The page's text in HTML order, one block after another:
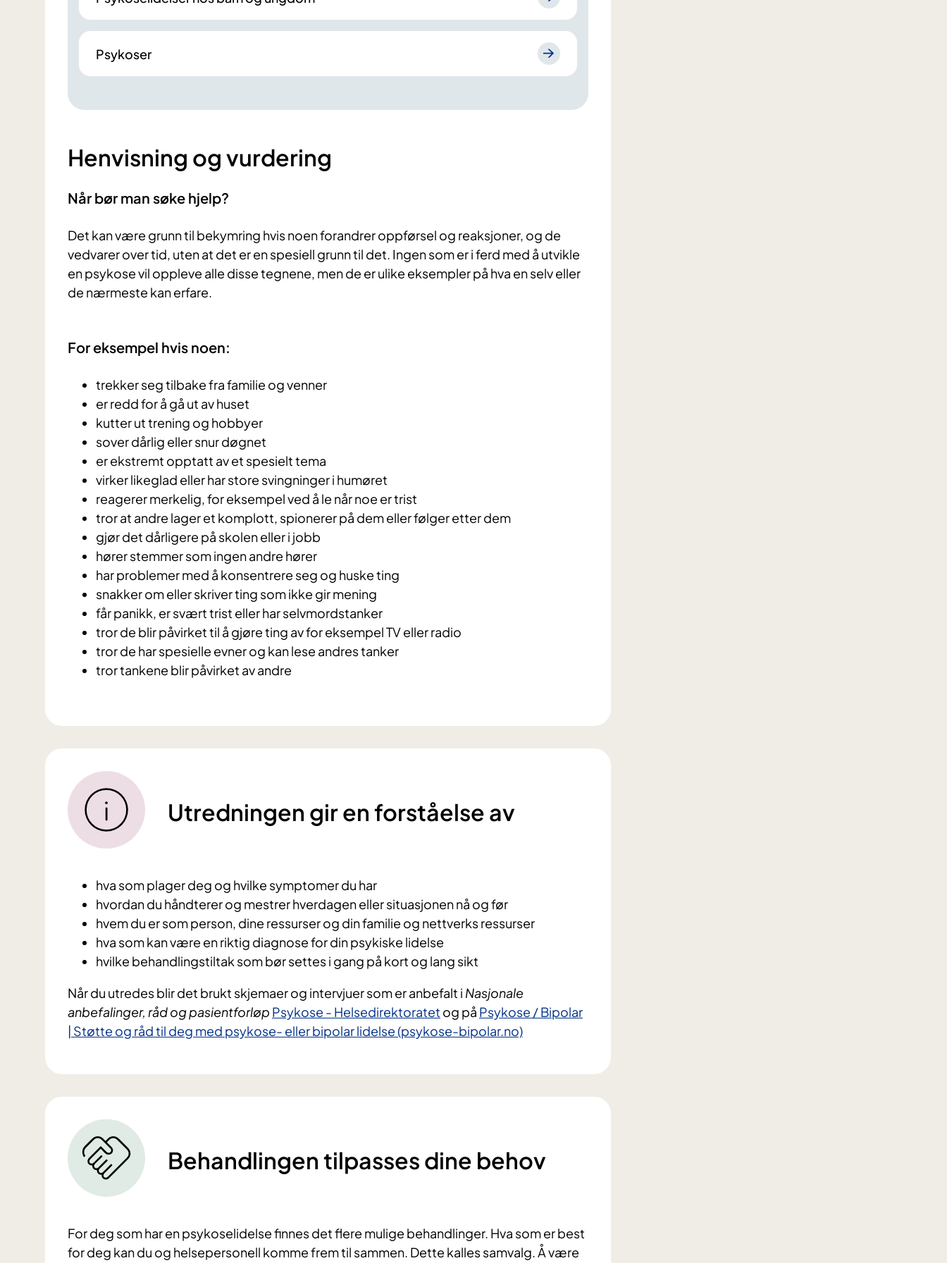
Psykoser
Henvisning og vurdering
Når bør man søke hjelp?
Det kan være grunn til bekymring hvis noen forandrer oppførsel og reaksjoner, og de
vedvarer over tid, uten at det er en spesiell grunn til det. Ingen som er i ferd med å utvikle
en psykose vil oppleve alle disse tegnene, men de er ulike eksempler på hva en selv eller
de nærmeste kan erfare.
For eksempel hvis noen:
trekker seg tilbake fra familie og venner
er redd for å gå ut av huset
kutter ut trening og hobbyer
sover dårlig eller snur døgnet
er ekstremt opptatt av et spesielt tema
virker likeglad eller har store svingninger i humøret
reagerer merkelig, for eksempel ved å le når noe er trist
tror at andre lager et komplott, spionerer på dem eller følger etter dem
gjør det dårligere på skolen eller i jobb
hører stemmer som ingen andre hører
har problemer med å konsentrere seg og huske ting
snakker om eller skriver ting som ikke gir mening
får panikk, er svært trist eller har selvmordstanker
tror de blir påvirket til å gjøre ting av for eksempel TV eller radio
tror de har spesielle evner og kan lese andres tanker
tror tankene blir påvirket av andre
Utredningen gir en forståelse av
hva som plager deg og hvilke symptomer du har
hvordan du håndterer og mestrer hverdagen eller situasjonen nå og før
hvem du er som person, dine ressurser og din familie og nettverks ressurser
hva som kan være en riktig diagnose for din psykiske lidelse
hvilke behandlingstiltak som bør settes i gang på kort og lang sikt
Når du utredes blir det brukt skjemaer og intervjuer som er anbefalt i Nasjonale
anbefalinger, råd og pasientforløp Psykose - Helsedirektoratet og på Psykose / Bipolar
| Støtte og råd til deg med psykose- eller bipolar lidelse (psykose-bipolar.no)
Behandlingen tilpasses dine behov
For deg som har en psykoselidelse finnes det flere mulige behandlinger. Hva som er best
for deg kan du og helsepersonell komme frem til sammen. Dette kalles samvalg. Å være